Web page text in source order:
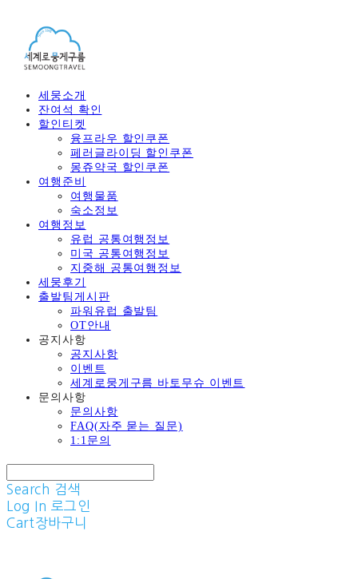
세뭉소개
잔여석 확인
할인티켓
융프라우 할인쿠폰
페러글라이딩 할인쿠폰
몽쥬약국 할인쿠폰
여행준비
여행물품
숙소정보
여행정보
유럽 공통여행정보
미국 공통여행정보
지중해 공통여행정보
세뭉후기
출발팀게시판
파워유럽 출발팀
OT안내
공지사항
공지사항
이벤트
세계로뭉게구름 바토무슈 이벤트
문의사항
문의사항
FAQ(자주 묻는 질문)
1:1문의
Search 검색
Log In 로그인
Cart장바구니